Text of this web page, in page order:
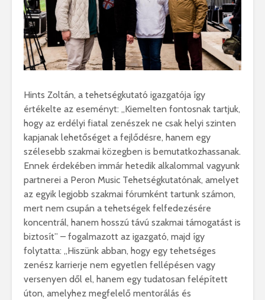
Hints Zoltán, a tehetségkutató igazgatója így
értékelte az eseményt: ,,Kiemelten fontosnak tartjuk,
hogy az erdélyi fiatal zenészek ne csak helyi szinten
kapjanak lehetőséget a fejlődésre, hanem egy
szélesebb szakmai közegben is bemutatkozhassanak.
Ennek érdekében immár hetedik alkalommal vagyunk
partnerei a Peron Music Tehetségkutatónak, amelyet
az egyik legjobb szakmai fórumként tartunk számon,
mert nem csupán a tehetségek felfedezésére
koncentrál, hanem hosszú távú szakmai támogatást is
biztosít” – fogalmazott az igazgató, majd így
folytatta: ,,Hiszünk abban, hogy egy tehetséges
zenész karrierje nem egyetlen fellépésen vagy
versenyen dől el, hanem egy tudatosan felépített
úton, amelyhez megfelelő mentorálás és